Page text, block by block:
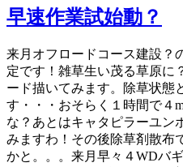
日:
早速作業試始動？
来月オフロードコース建設？
定です！雑草生い茂る草原に
ード描いてみます。除草状態
す・・・おそらく１時間で４
な？あとはキャタピラーユン
みますわ！その後除草剤散布
かと。。。来月早々４WDバ